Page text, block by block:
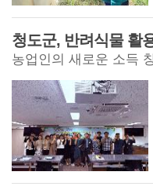
청도군, 반려식물 활
농업인의 새로운 소득